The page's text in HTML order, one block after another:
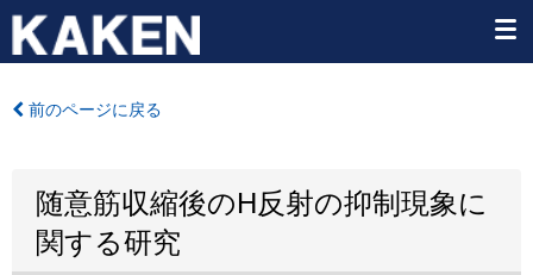
前のページに戻る
随意筋収縮後のH反射の抑制現象に
関する研究